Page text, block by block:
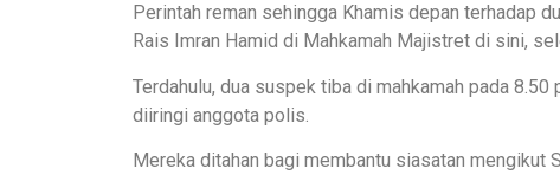
Perintah reman sehingga Khamis depan terhadap
Rais Imran Hamid di Mahkamah Majistret di sini,
Terdahulu, dua suspek tiba di mahkamah pada
diiringi anggota polis.
Mereka ditahan bagi membantu siasatan mengikut